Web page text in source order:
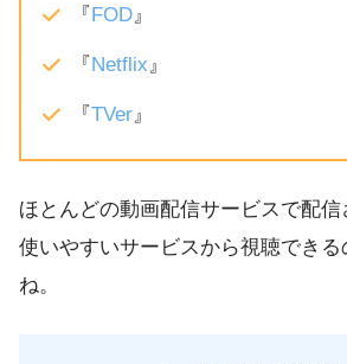
『FOD』
『Netflix』
『TVer 』
ほとんどの動画配信サービスで配信
使いやすいサービスから視聴でき
ね。